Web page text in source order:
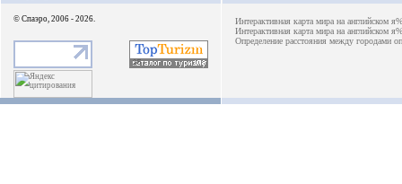
© Спаэро, 2006 - 2026.
Интерактивная карта мира на английском
Интерактивная карта мира на английском
Определение расстояния между городами